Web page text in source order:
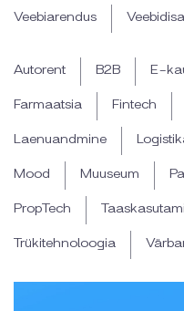
Veebiarendus
Autorent B2B E-
Farmaatsia
Fintech
Laenuandmine
Mood
Muuseum
PropTech
Trükitehnoloogia